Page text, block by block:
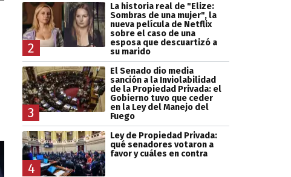
2
La historia real de "Elize:
Sombras de una mujer", la
nueva película de Netflix
sobre el caso de una
esposa que descuartizó a
su marido
3
El Senado dio media
sanción a la Inviolabilidad
de la Propiedad Privada: el
Gobierno tuvo que ceder
en la Ley del Manejo del
Fuego
4
Ley de Propiedad Privada:
qué senadores votaron a
favor y cuáles en contra